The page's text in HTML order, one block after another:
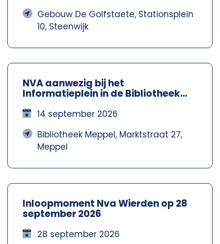
Gebouw De Golfstaete, Stationsplein
10, Steenwijk
NVA aanwezig bij het
Informatieplein in de Bibliotheek
Meppel
14 september 2026
Bibliotheek Meppel, Marktstraat 27,
Meppel
Inloopmoment Nva Wierden op 28
september 2026
28 september 2026